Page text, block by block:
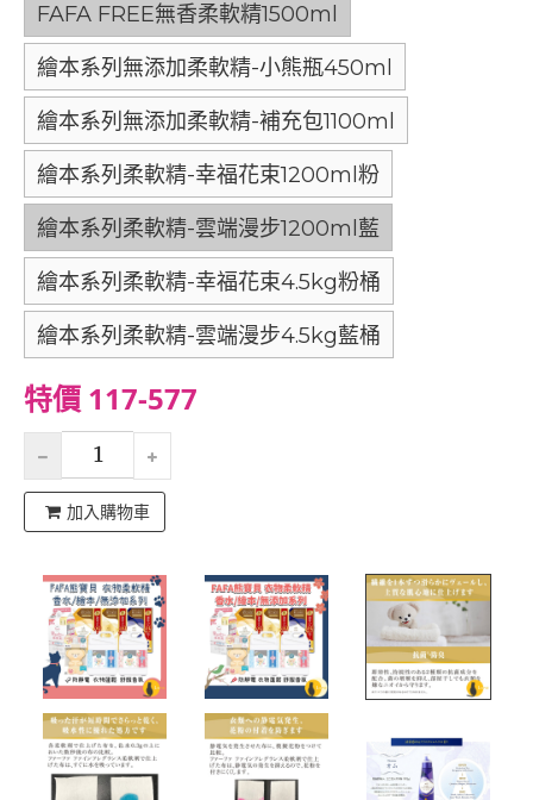
FAFA FREE無香柔軟精1500ml
繪本系列無添加柔軟精-小熊瓶450ml
繪本系列無添加柔軟精-補充包1100ml
繪本系列柔軟精-幸福花束1200ml粉
繪本系列柔軟精-雲端漫步1200ml藍
繪本系列柔軟精-幸福花束4.5kg粉桶
繪本系列柔軟精-雲端漫步4.5kg藍桶
特價 117-577
加入購物車